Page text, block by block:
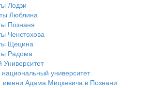
Лодзи
Люблина
Познаня
Ченстохова
Щецина
Радома
Университет
университет
имени Адама Мицкевича в Познани